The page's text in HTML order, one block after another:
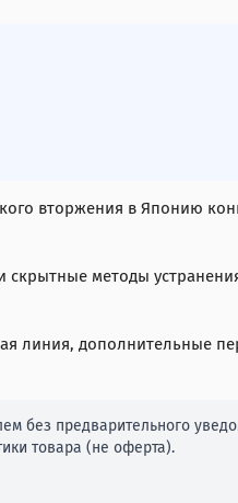
вторжения в Японию
скрытные методы
линия, дополнительные
без предварительного
товара (не оферта).